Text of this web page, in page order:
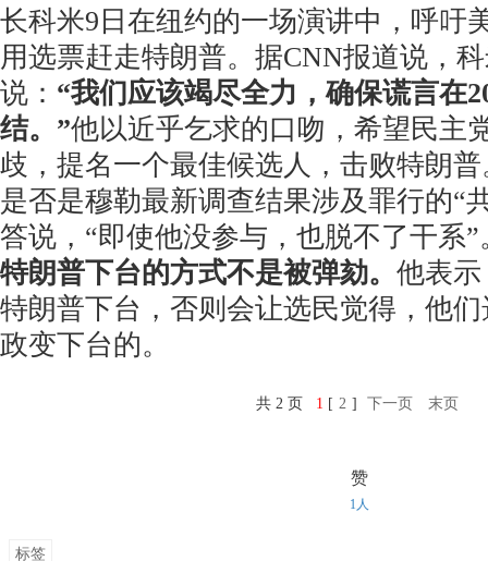
长科米9日在纽约的一场演讲中，呼吁
用选票赶走特朗普。据CNN报道说，
说： “我们应该竭尽全力，确保谎言在
结。”他以近乎乞求的口吻，希望民主
歧，提名一个最佳候选人，击败特朗
是否是穆勒最新调查结果涉及罪行的“
答说，“即使他没参与，也脱不了干系
特朗普下台的方式不是被弹劾。 他表
特朗普下台，否则会让选民觉得，他
政变下台的。
共 2 页 1 [ 2 ] 下一页 末页
赞
1人
标签